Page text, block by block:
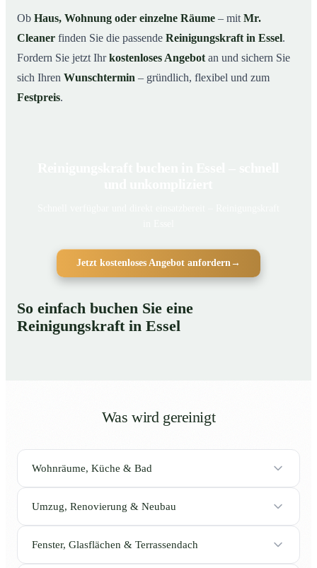
Ob Haus, Wohnung oder einzelne Räume – mit Mr.
Cleaner finden Sie die passende Reinigungskraft in Essel.
Fordern Sie jetzt Ihrkostenloses Angebot an und sichern Sie
sich Ihren Wunschtermin – gründlich, flexibel und zum
Festpreis.
Jetzt kostenloses Angebot anfordern→
So einfach buchen Sie eine
Reinigungskraft in Essel
Was wird gereinigt
Wohnräume, Küche & Bad
Umzug, Renovierung & Neubau
Fenster, Glasflächen & Terrassendach